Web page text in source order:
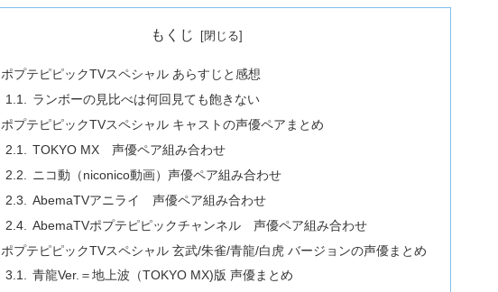
もくじ
ポプテピピックTVスペシャル あらすじと感想
ランボーの見比べは何回見ても飽きない
ポプテピピックTVスペシャル キャストの声優ペアまとめ
TOKYO MX 声優ペア組み合わせ
ニコ動（niconico動画）声優ペア組み合わせ
AbemaTVアニライ 声優ペア組み合わせ
AbemaTVポプテピピックチャンネル 声優ペア組み合わせ
ポプテピピックTVスペシャル 玄武/朱雀/青龍/白虎 バージョンの声優まとめ
青龍Ver.＝地上波（TOKYO MX)版 声優まとめ